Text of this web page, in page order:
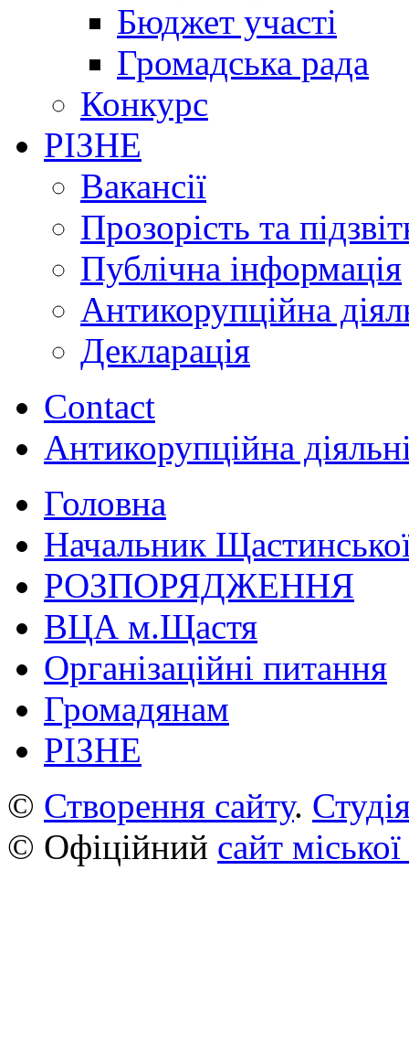
Бюджет участі
Громадська рада
Конкурс
РІЗНЕ
Вакансії
Прозорість та
Публічна інформація
Антикорупційна
Декларація
Contact
Антикорупційна
Головна
Начальник
РОЗПОРЯДЖЕННЯ
ВЦА м.Щастя
Організаційні питання
Громадянам
РІЗНЕ
© Створення сайту.
© Офіційний сайт